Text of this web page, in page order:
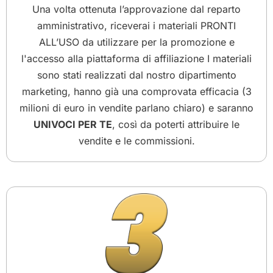
Una volta ottenuta l’approvazione dal reparto
amministrativo, riceverai i materiali PRONTI
ALL’USO da utilizzare per la promozione e
l'accesso alla piattaforma di affiliazione I materiali
sono stati realizzati dal nostro dipartimento
marketing, hanno già una comprovata efficacia (3
milioni di euro in vendite parlano chiaro) e saranno
UNIVOCI PER TE, così da poterti attribuire le
vendite e le commissioni.